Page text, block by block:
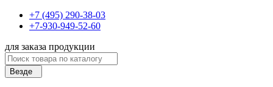
+7 (495) 290-38-03
+7-930-949-52-60
для заказа продукции
Везде